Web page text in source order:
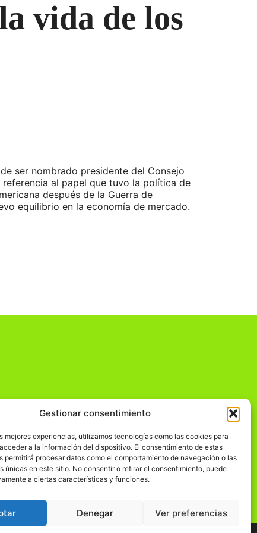
Gestionar consentimiento
mejores experiencias, utilizamos tecnologías como las cookies para
a la información del dispositivo. El consentimiento de estas
permitirá procesar datos como el comportamiento de navegación o las
únicas en este sitio. No consentir o retirar el consentimiento, puede
a ciertas características y funciones.
Denegar Ver preferencias
vida de los
ser nombrado presidente del Consejo
al papel que tuvo la política de
después de la Guerra de
equilibrio en la economía de mercado.